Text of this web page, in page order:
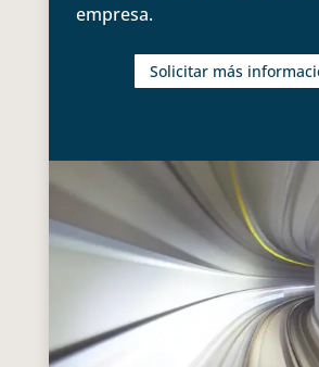
empresa.
Solicitar más